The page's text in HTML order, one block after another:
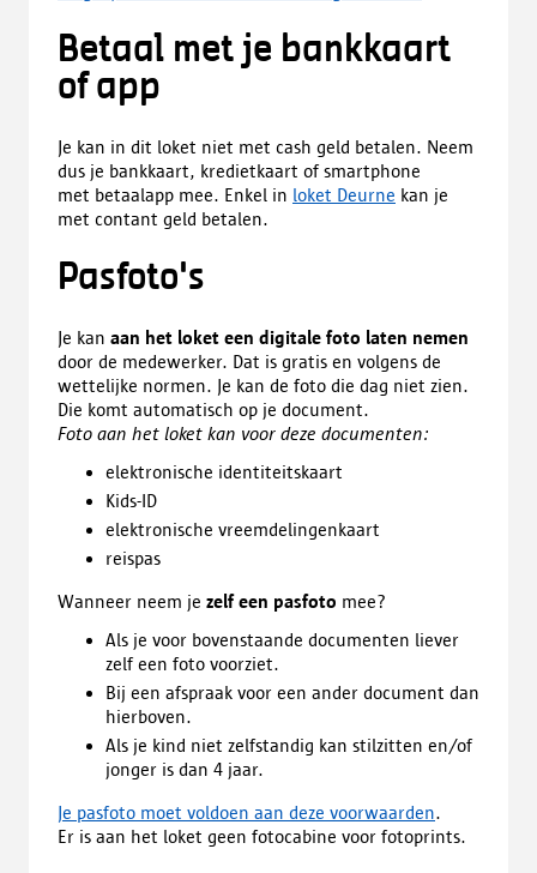
Betaal met je bankkaart
of app
Je kan in dit loket niet met cash geld betalen. Neem
dus je bankkaart, kredietkaart of smartphone
met betaalapp mee. Enkel in loket Deurne kan je
met contant geld betalen.
Pasfoto's
Je kan aan het loket een digitale foto laten nemen
door de medewerker. Dat is gratis en volgens de
wettelijke normen. Je kan de foto die dag niet zien.
Die komt automatisch op je document.
Foto aan het loket kan voor deze documenten:
elektronische identiteitskaart
Kids-ID
elektronische vreemdelingenkaart
reispas
Wanneer neem je zelf een pasfoto mee?
Als je voor bovenstaande documenten liever
zelf een foto voorziet.
Bij een afspraak voor een ander document dan
hierboven.
Als je kind niet zelfstandig kan stilzitten en/of
jonger is dan 4 jaar.
Je pasfoto moet voldoen aan deze voorwaarden.
Er is aan het loket geen fotocabine voor fotoprints.